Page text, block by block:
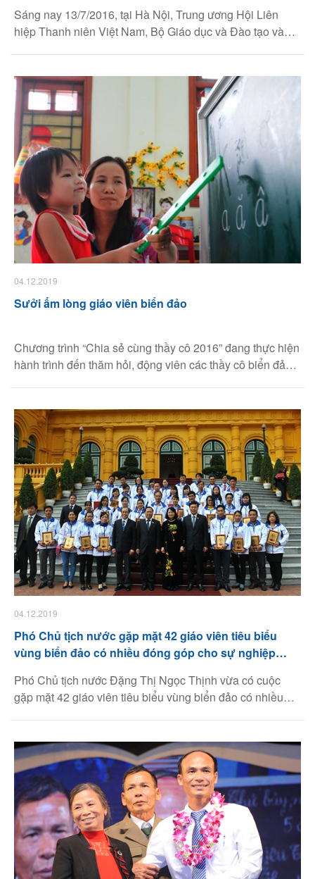
Sáng nay 13/7/2016, tại Hà Nội, Trung ương Hội Liên
hiệp Thanh niên Việt Nam, Bộ Giáo dục và Đào tạo và
04.12.2019
Sưởi ấm lòng giáo viên biển đảo
Chương trình “Chia sẻ cùng thầy cô 2016” đang thực hiện
hành trình đến thăm hỏi, động viên các thầy cô biển đảo
04.12.2019
Phó Chủ tịch nước gặp mặt 42 giáo viên tiêu biểu
vùng biển đảo có nhiều đóng góp cho sự nghiệp
Phó Chủ tịch nước Đặng Thị Ngọc Thịnh vừa có cuộc
gặp mặt 42 giáo viên tiêu biểu vùng biển đảo có nhiều